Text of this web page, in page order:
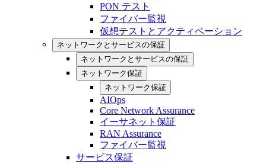
PON テスト
ファイバー監視
仮想テストとアクティベーション
ネットワークとサービスの保証
ネットワークとサービスの保証
ネットワーク保証
ネットワーク保証
AIOps
Core Network Assurance
イーサネット保証
RAN Assurance
ファイバー監視
サービス保証